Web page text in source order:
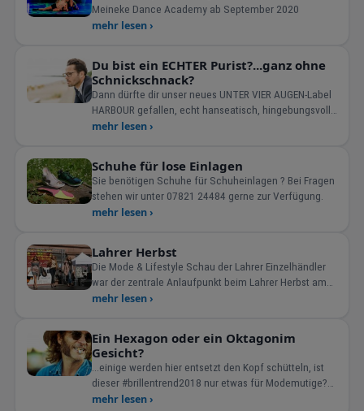
Meineke Dance Academy ab September 2020
mehr lesen ›
Du bist ein ECHTER Purist?...ganz ohne
Schnickschnack?
Dann dürfte dir unser neues UNTER VIER AUGEN-Label
HARBOUR gefallen, echt hanseatisch, hingebungsvoll
handgefertigt: Klar. Dezent. Elegant. Modern.
mehr lesen ›
Schuhe für lose Einlagen
Sie benötigen Schuhe für Schuheinlagen ? Bei Fragen
stehen wir unter 07821 24484 gerne zur Verfügung.
mehr lesen ›
Lahrer Herbst
Die Mode & Lifestyle Schau der Lahrer Einzelhändler
war der zentrale Anlaufpunkt beim Lahrer Herbst am
vergangenen Samstag in der Lahrer Innenstadt.
mehr lesen ›
Ein Hexagon oder ein Oktagonim
Gesicht?
...einige werden hier entsetzt den Kopf schütteln, ist
dieser #brillentrend2018 nur etwas für Modemutige?
TREND 5: Sechseckige oder achteckige
mehr lesen ›